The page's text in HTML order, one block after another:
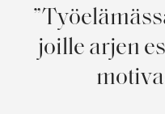
joille arjen